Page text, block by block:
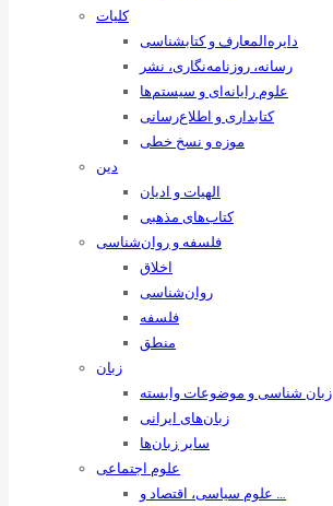
کلیات
دایره‌المعارف و کتابشناسی
رسانه‌، روزنامه‌نگاری، نشر
علوم رایانه‌ای و سیستم‌ها
کتابداری و اطلاع‌رسانی
موزه و نسخ خطی
دین
الهیات و ادیان
کتاب‌های مذهبی
فلسفه و روان‌شناسی
اخلاق
روان‌شناسی
فلسفه
منطق
زبان
زبان ‌شناسی و موضوعات وابسته
زبان‌های ایرانی
سایر زبان‌ها
علوم اجتماعی
علوم سیاسی، اقتصاد و …